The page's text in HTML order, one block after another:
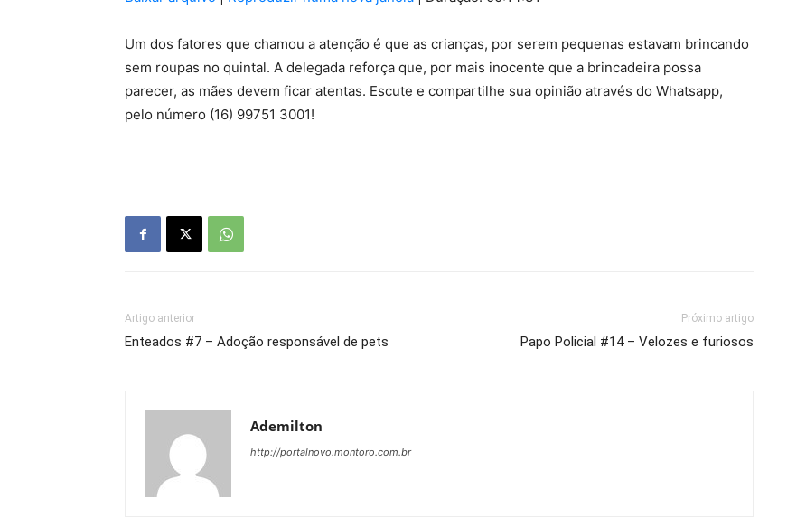
áudio
cima
ou
para
Um dos fatores que chamou a atenção é que as crianças, por serem pequenas estavam brincando
sem roupas no quintal. A delegada reforça que, por mais inocente que a brincadeira possa
parecer, as mães devem ficar atentas. Escute e compartilhe sua opinião através do Whatsapp,
pelo número (16) 99751 3001!
Artigo anterior
Enteados #7 – Adoção responsável de pets
Próximo artigo
Papo Policial #14 – Velozes e furiosos
Ademilton
http://portalnovo.montoro.com.br